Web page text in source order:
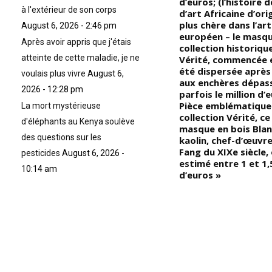
d’art Africaine
plus chère dans
européen – le
collection
Vérité, commencée
été dispersée
aux enchères
parfois le million
Pièce
collection Vérité, ce
masque en bois
kaolin, chef-
Fang du XIXe
estimé entre 1 et
d’euros »
à l'extérieur de son corps
August 6, 2026 - 2:46 pm
Après avoir appris que j'étais
atteinte de cette maladie, je ne
voulais plus vivre August 6,
2026 - 12:28 pm
La mort mystérieuse
d'éléphants au Kenya soulève
des questions sur les
pesticides August 6, 2026 -
10:14 am